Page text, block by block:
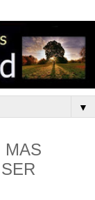
▼
MAS